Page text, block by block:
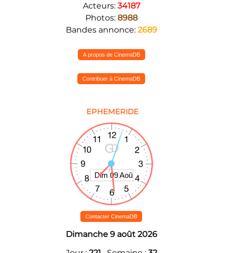
Acteurs: 34187
Photos: 8988
Bandes annonce: 2689
A propos de CinemaDB
Contribuer à CinemaDB
EPHEMERIDE
Contacter CinemaDB
Dimanche 9 août 2026